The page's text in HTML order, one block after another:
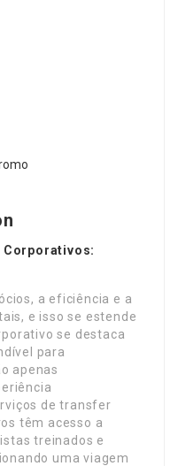
a eficiência e a
e isso se estende
se destaca
para
apenas
de transfer
têm acesso a
treinados e
uma viagem